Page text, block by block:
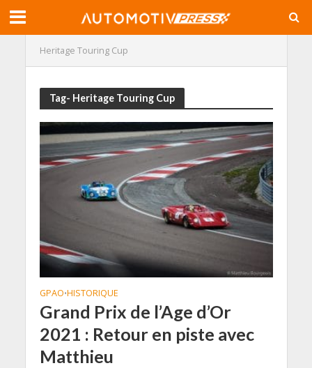
Heritage Touring Cup
Tag- Heritage Touring Cup
GPAO•HISTORIQUE
Grand Prix de l’Age d’Or
2021 : Retour en piste avec
Matthieu